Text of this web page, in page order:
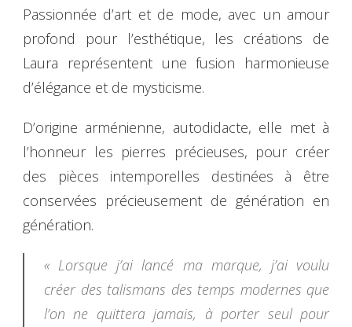
Passionnée d’art et de mode, avec un amour
profond pour l’esthétique, les créations de
Laura représentent une fusion harmonieuse
d’élégance et de mysticisme.
D’origine arménienne, autodidacte, elle met à
l’honneur les pierres précieuses, pour créer
des pièces intemporelles destinées à être
conservées précieusement de génération en
génération.
« Lorsque j’ai lancé ma marque, j’ai voulu
créer des talismans des temps modernes que
l’on ne quittera jamais, à porter seul pour